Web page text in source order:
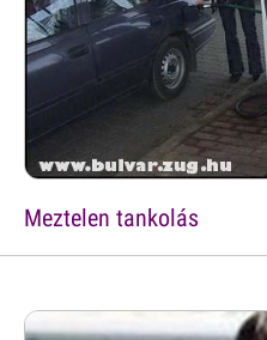
Meztelen tankolás